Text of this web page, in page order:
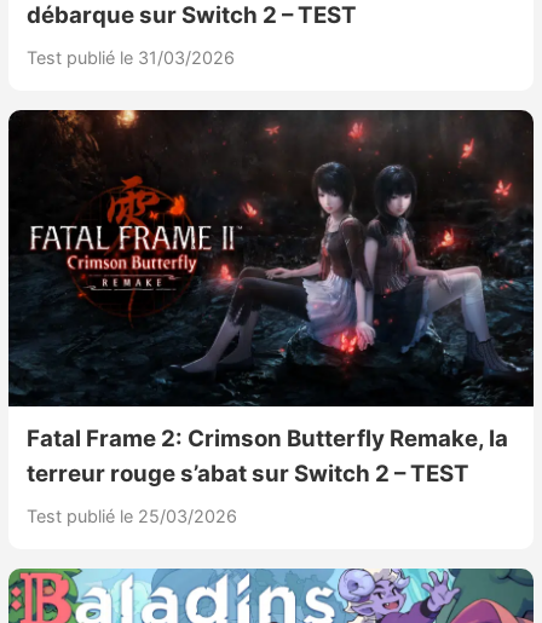
débarque sur Switch 2 – TEST
Test publié le 31/03/2026
Fatal Frame 2: Crimson Butterfly Remake, la
terreur rouge s’abat sur Switch 2 – TEST
Test publié le 25/03/2026